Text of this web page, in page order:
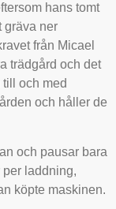
hans tomt
gräva ner
från Micael
trädgård och det
och med
och håller de
och pausar bara
per laddning,
köpte maskinen.